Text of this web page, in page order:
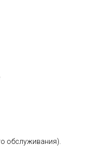
обслуживания).